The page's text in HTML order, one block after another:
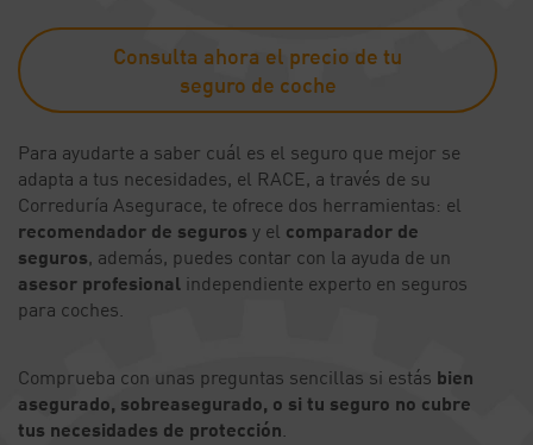
Consulta ahora el precio de tu
seguro de coche
Para ayudarte a saber cuál es el seguro que mejor se
adapta a tus necesidades, el RACE, a través de su
Correduría Asegurace, te ofrece dos herramientas: el
recomendador de seguros y el comparador de
seguros, además, puedes contar con la ayuda de un
asesor profesional independiente experto en seguros
para coches.
Comprueba con unas preguntas sencillas si estás bien
asegurado, sobreasegurado, o si tu seguro no cubre
tus necesidades de protección